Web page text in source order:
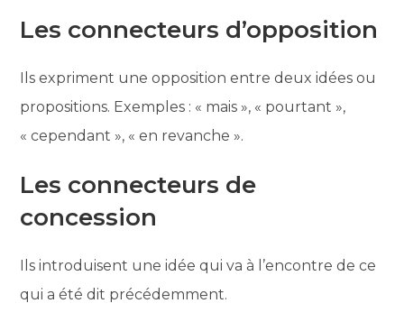
Les connecteurs d’opposition
Ils expriment une opposition entre deux idées ou
propositions. Exemples : « mais », « pourtant »,
« cependant », « en revanche ».
Les connecteurs de
concession
Ils introduisent une idée qui va à l’encontre de ce
qui a été dit précédemment.